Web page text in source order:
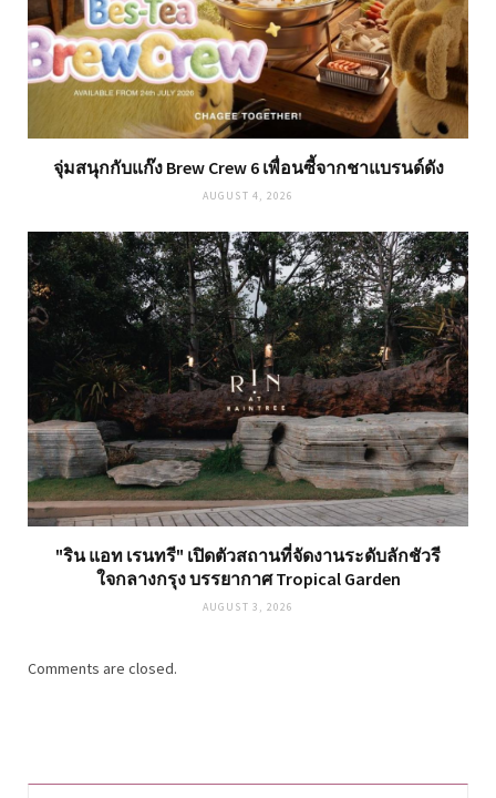
จุ่มสนุกกับแก๊ง Brew Crew 6 เพื่อนซี้จากชาแบรนด์ดัง
AUGUST 4, 2026
"ริน แอท เรนทรี" เปิดตัวสถานที่จัดงานระดับลักชัวรี
ใจกลางกรุง บรรยากาศ Tropical Garden
AUGUST 3, 2026
Comments are closed.